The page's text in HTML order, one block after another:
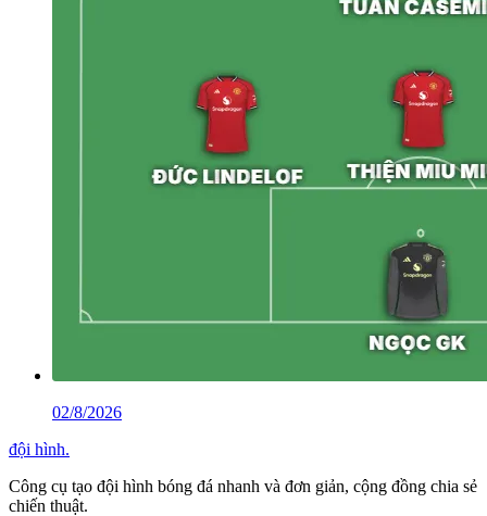
02/8/2026
đội hình.
Công cụ tạo đội hình bóng đá nhanh và đơn giản, cộng đồng chia sẻ
chiến thuật.